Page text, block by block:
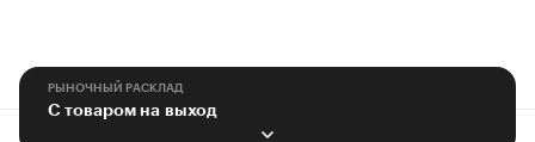
РЫНОЧНЫЙ РАСКЛАД
С товаром на выход